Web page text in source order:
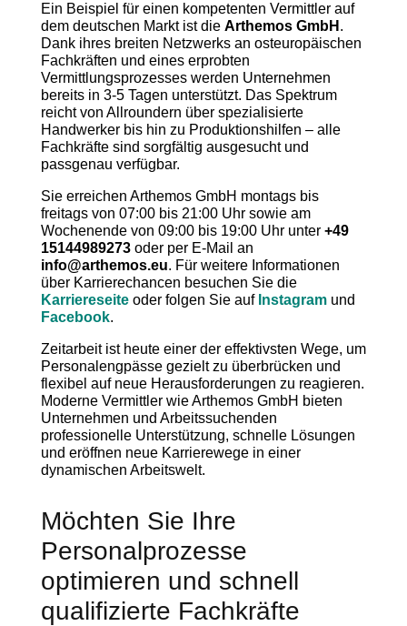
Ein Beispiel für einen kompetenten Vermittler auf
dem deutschen Markt ist die Arthemos GmbH .
Dank ihres breiten Netzwerks an osteuropäischen
Fachkräften und eines erprobten
Vermittlungsprozesses werden Unternehmen
bereits in 3-5 Tagen unterstützt. Das Spektrum
reicht von Allroundern über spezialisierte
Handwerker bis hin zu Produktionshilfen – alle
Fachkräfte sind sorgfältig ausgesucht und
passgenau verfügbar.
Sie erreichen Arthemos GmbH montags bis
freitags von 07:00 bis 21:00 Uhr sowie am
Wochenende von 09:00 bis 19:00 Uhr unter +49
15144989273oder per E-Mail an
info@arthemos.eu. Für weitere Informationen
über Karrierechancen besuchen Sie die
Karriereseiteoder folgen Sie auf Instagramund
Facebook.
Zeitarbeit ist heute einer der effektivsten Wege, um
Personalengpässe gezielt zu überbrücken und
flexibel auf neue Herausforderungen zu reagieren.
Moderne Vermittler wie Arthemos GmbH bieten
Unternehmen und Arbeitssuchenden
professionelle Unterstützung, schnelle Lösungen
und eröffnen neue Karrierewege in einer
dynamischen Arbeitswelt.
Möchten Sie Ihre
Personalprozesse
optimieren und schnell
qualifizierte Fachkräfte